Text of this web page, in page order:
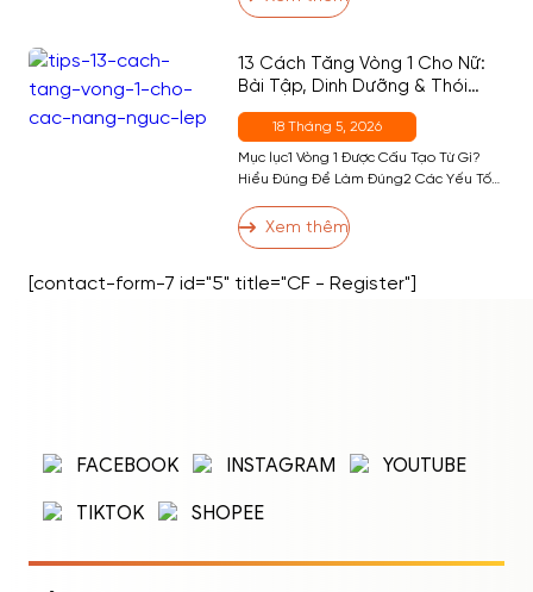
Ăn Bánh Bò Có Tốt Không?4 4. Bánh Bò
Theo Khẩu Phần5 5. Ăn Bánh Bò […]
13 Cách Tăng Vòng 1 Cho Nữ:
Bài Tập, Dinh Dưỡng & Thói
Quen Hiệu Quả Nhất
18 Tháng 5, 2026
Mục lục1 Vòng 1 Được Cấu Tạo Từ Gì?
Hiểu Đúng Để Làm Đúng2 Các Yếu Tố
Cách Tăng Vòng 1 Hiệu Quả3.1 Nhóm 1:
Bài Tập Phát Triển Cơ Ngực3.2 Nhóm 2:
Nhóm 3: Thói Quen và Kỹ Thuật […]
Xem thêm
Nhập tên đăng nhập/email và mật khẩu để
[contact-form-7 id="5" title="CF - Register"]
FACEBOOK INSTAGRAM
YOUTUBE
TIKTOK
SHOPEE